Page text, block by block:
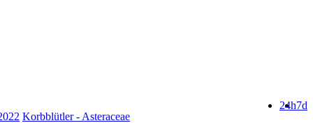
7d
24h
Korbblütler - Asteraceae